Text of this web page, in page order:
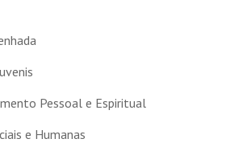
Pessoal e Espiritual
e Humanas